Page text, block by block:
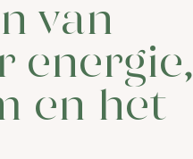
van
energie,
en het